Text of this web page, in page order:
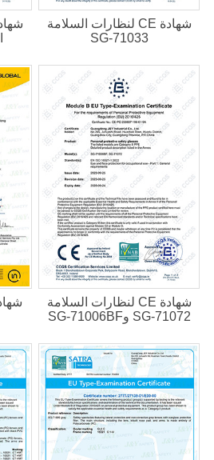
شهادة CE لنظارات السلامة
SG-71033
شهادة CE لنظارات السلامة
SG-71072 وSG-71006BF